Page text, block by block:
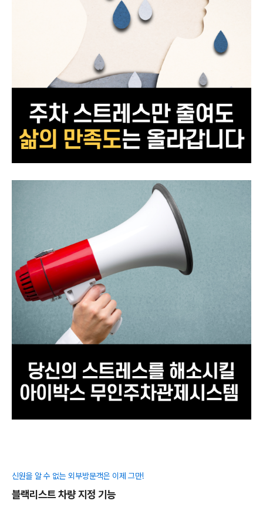
신원을 알 수 없는 외부방문객은 이제 그만!
블랙리스트 차량 지정 기능